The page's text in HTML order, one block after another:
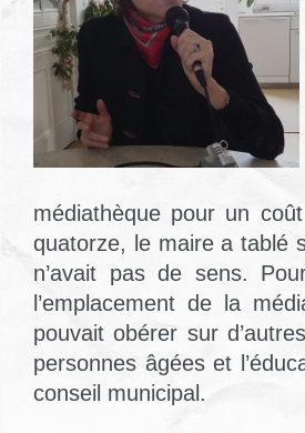
médiathèque pour un
quatorze, le maire a tablé
n’avait pas de sens.
l’emplacement de la
pouvait obérer sur
personnes âgées et
conseil municipal.